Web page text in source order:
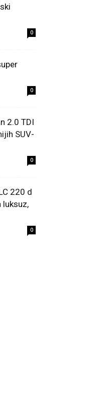
0
0
2.0 TDI
SUV-
0
220 d
luksuz,
0